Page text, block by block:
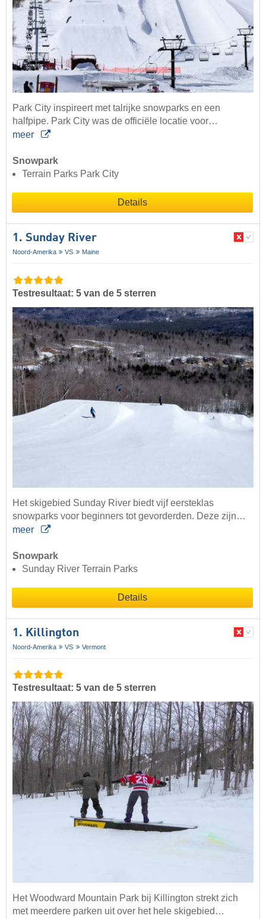
Park City inspireert met talrijke snowparks en een
halfpipe. Park City was de officiële locatie voor…
meer
Snowpark
Terrain Parks Park City
Details
1. Sunday River
Noord-Amerika VS Maine
Testresultaat: 5 van de 5 sterren
Het skigebied Sunday River biedt vijf eersteklas
snowparks voor beginners tot gevorderden. Deze zijn…
meer
Snowpark
Sunday River Terrain Parks
Details
1. Killington
Noord-Amerika VS Vermont
Testresultaat: 5 van de 5 sterren
Het Woodward Mountain Park bij Killington strekt zich
met meerdere parken uit over het hele skigebied…